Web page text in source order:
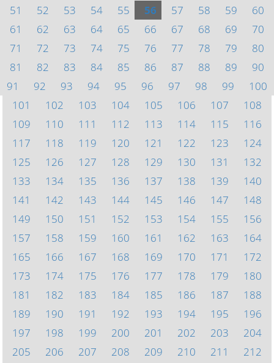
51
52 53 54 55 56 57 58 59
60
61
62 63 64 65 66 67 68 69
70
71
72 73 74 75 76 77 78 79
80
81
82 83 84 85 86 87 88 89
90
91
92 93 94 95 96 97 98 99
100
101
102 103 104 105 106 107
108
109
110 111 112 113 114 115
116
117
118 119 120 121 122 123
124
125
126 127 128 129 130 131
132
133
134 135 136 137 138 139
140
141
142 143 144 145 146 147
148
149
150 151 152 153 154 155
156
157
158 159 160 161 162 163
164
165
166 167 168 169 170 171
172
173
174 175 176 177 178 179
180
181
182 183 184 185 186 187
188
189
190 191 192 193 194 195
196
197
198 199 200 201 202 203
204
205
206 207 208 209 210 211
212